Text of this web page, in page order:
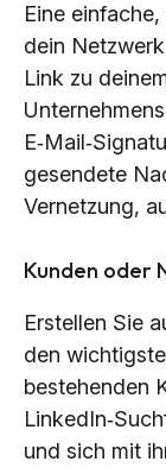
Eine
dein
Link zu
gesendete
Vernetzung,
Kunden oder
Erstellen Sie
den
bestehenden
und sich mit